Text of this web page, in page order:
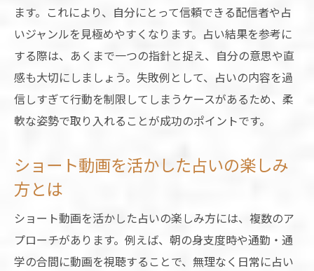
ます。これにより、自分にとって信頼できる配信者や占
いジャンルを見極めやすくなります。占い結果を参考に
する際は、あくまで一つの指針と捉え、自分の意思や直
感も大切にしましょう。失敗例として、占いの内容を過
信しすぎて行動を制限してしまうケースがあるため、柔
軟な姿勢で取り入れることが成功のポイントです。
ショート動画を活かした占いの楽しみ
方とは
ショート動画を活かした占いの楽しみ方には、複数のア
プローチがあります。例えば、朝の身支度時や通勤・通
学の合間に動画を視聴することで、無理なく日常に占い